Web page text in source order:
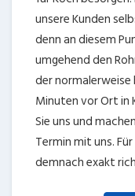
unsere Kunden
denn an diesem
umgehend den
der
Minuten vor Ort in
Sie uns und
Termin mit uns.
demnach exakt